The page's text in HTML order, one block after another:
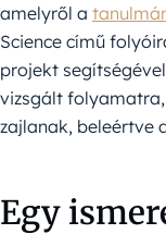
amelyről a
Science című
projekt
vizsgált
zajlanak, beleértve
Egy